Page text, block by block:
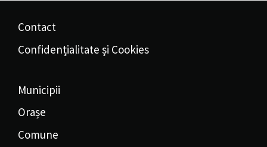
Contact
Confidențialitate și Cookies
Municipii
Orașe
Comune